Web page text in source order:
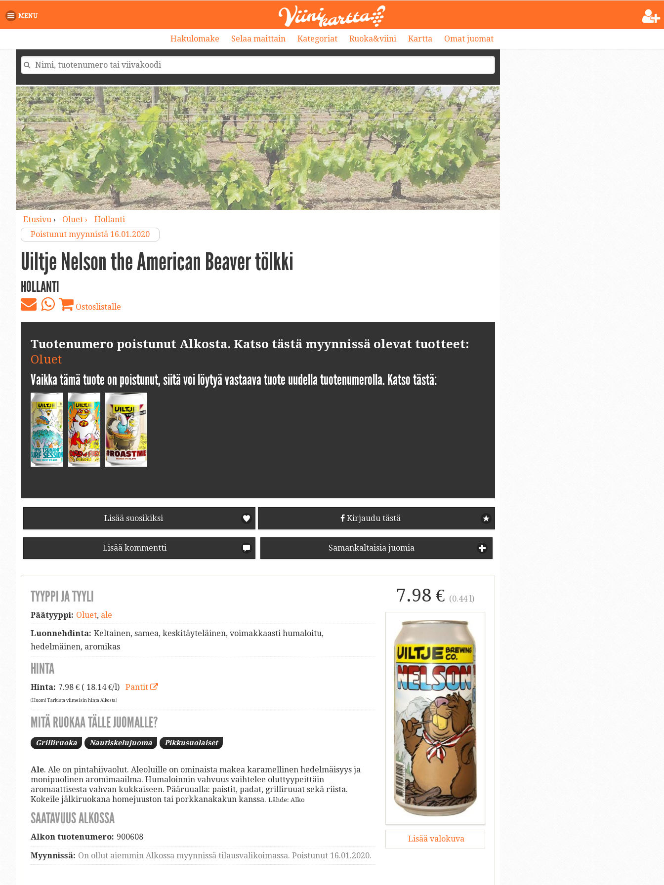
MENU
Hakulomake Selaa maittain Kategoriat Ruoka&viini Kartta Omat juomat
Etusivu› Oluet ›
Hollanti
Poistunut myynnistä 16.01.2020
Uiltje Nelson the American Beaver tölkki
HOLLANTI
Ostoslistalle
Tuotenumero poistunut Alkosta. Katso tästä myynnissä olevat tuotteet:
Oluet
Vaikka tämä tuote on poistunut, siitä voi löytyä vastaava tuote uudella tuotenumerolla. Katso tästä:
Lisää suosikiksi Kirjaudu tästä
Lisää kommentti Samankaltaisia juomia
7.98 € (0.44 l)
Lisää valokuva
TYYPPI JA TYYLI
Päätyyppi: Oluet, ale
Luonnehdinta: Keltainen, samea, keskitäyteläinen, voimakkaasti humaloitu,
hedelmäinen, aromikas
HINTA
Hinta: 7.98€ ( 18.14 €/l) Pantit
(Huom! Tarkista viimeisin hinta Alkosta)
MITÄ RUOKAA TÄLLE JUOMALLE?
Grilliruoka Nautiskelujuoma Pikkusuolaiset
Ale. Ale on pintahiivaolut. Aleoluille on ominaista makea karamellinen hedelmäisyys ja
monipuolinen aromimaailma. Humaloinnin vahvuus vaihtelee oluttyypeittäin
aromaattisesta vahvan kukkaiseen. Pääruualla: paistit, padat, grilliruuat sekä riista.
Kokeile jälkiruokana homejuuston tai porkkanakakun kanssa. Lähde: Alko
SAATAVUUS ALKOSSA
Alkon tuotenumero: 900608
Myynnissä: On ollut aiemmin Alkossa myynnissä tilausvalikoimassa. Poistunut 16.01.2020.